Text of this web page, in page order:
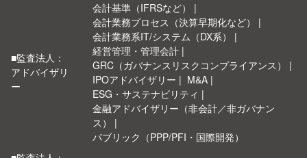
■監査法人：
アドバイザリ
ー
会計基準（IFRSなど）
会計業務プロセス（決算早期化など）
会計業務系IT/システム（DX系）
経営管理・管理会計
GRC（ガバナンスリスクコンプライアンス）
IPOアドバイザリー
M&A
ESG・サステナビリティ
金融アドバイザリー（非会計／非ガバナン
ス）
パブリック（PPP/PFI・国際開発）